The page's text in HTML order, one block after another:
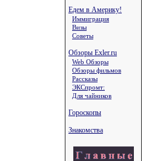
Едем в Америку!
Иммиграция
Визы
Советы
Обзоры Exler.ru
Web Обзоры
Обзоры фильмов
Рассказы
ЭКСпромт:
Для чайников
Гороскопы
Знакомства